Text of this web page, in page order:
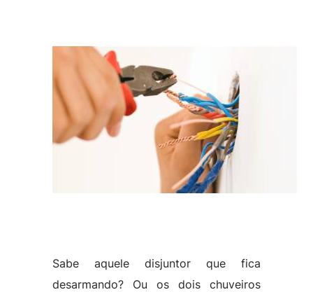
Sabe aquele disjuntor que fica
desarmando? Ou os dois chuveiros